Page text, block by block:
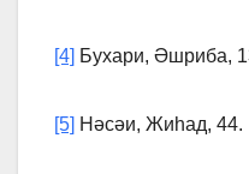
[4] Бухари, Әшриба,
[5] Нәсәи, Жиһад, 44.